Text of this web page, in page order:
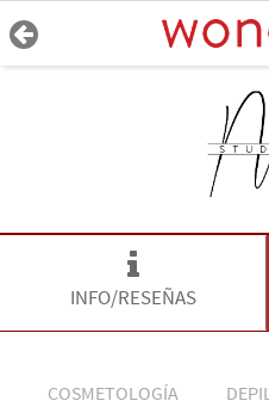
INFO/RESEÑAS
COSMETOLOGÍA